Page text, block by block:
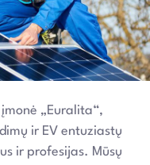
„Euralita“,
ir EV entuziastų
ir profesijas. Mūsų